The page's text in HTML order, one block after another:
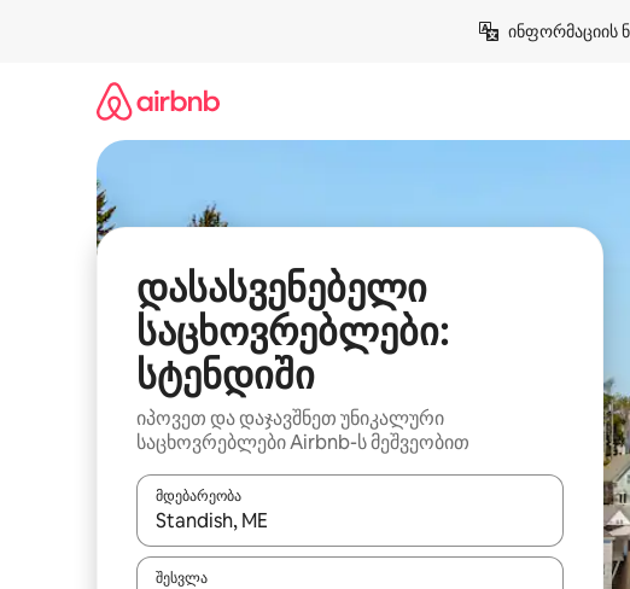
ინფორმაციის
დასასვენებელი
საცხოვრებლები:
სტენდიში
იპოვეთ და დაჯავშნეთ უნიკალური
საცხოვრებლები Airbnb-ს მეშვეობით
მდებარეობა
როცა შედეგები ხელმისაწვდომი გახდება, ნავიგაციისთვის
შესვლა